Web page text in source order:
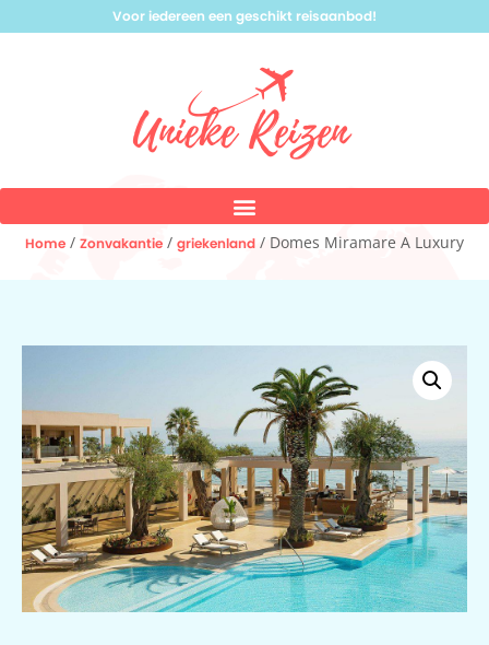
Voor iedereen een geschikt reisaanbod!
Home / Zonvakantie / griekenland / Domes Miramare A Luxury